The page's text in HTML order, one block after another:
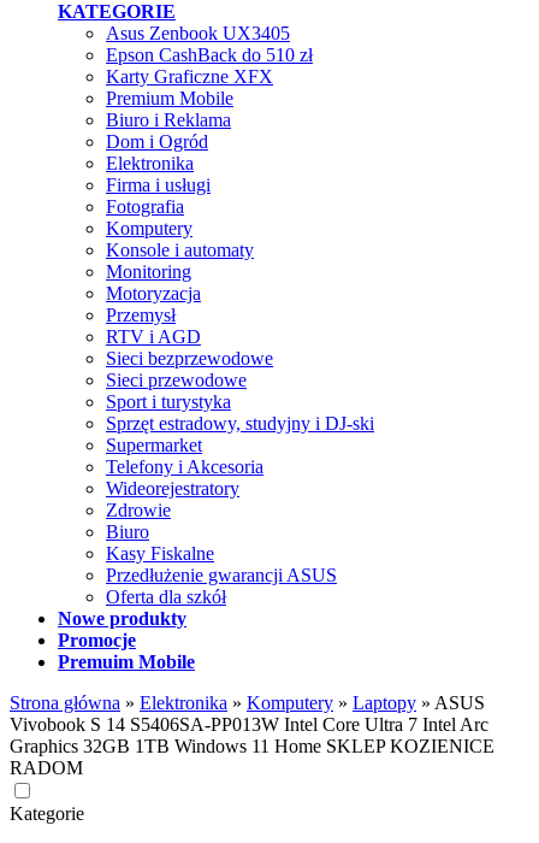
KATEGORIE
Asus Zenbook UX3405
Epson CashBack do 510 zł
Karty Graficzne XFX
Premium Mobile
Biuro i Reklama
Dom i Ogród
Elektronika
Firma i usługi
Fotografia
Komputery
Konsole i automaty
Monitoring
Motoryzacja
Przemysł
RTV i AGD
Sieci bezprzewodowe
Sieci przewodowe
Sport i turystyka
Sprzęt estradowy, studyjny i DJ-ski
Supermarket
Telefony i Akcesoria
Wideorejestratory
Zdrowie
Biuro
Kasy Fiskalne
Przedłużenie gwarancji ASUS
Oferta dla szkół
Nowe produkty
Promocje
Premuim Mobile
Strona główna » Elektronika » Komputery » Laptopy » ASUS
Vivobook S 14 S5406SA-PP013W Intel Core Ultra 7 Intel Arc
Graphics 32GB 1TB Windows 11 Home SKLEP KOZIENICE
RADOM
Kategorie